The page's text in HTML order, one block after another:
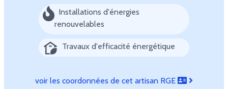
Installations d'énergies
renouvelables
Travaux d'efficacité énergétique
voir les coordonnées de cet artisan RGE